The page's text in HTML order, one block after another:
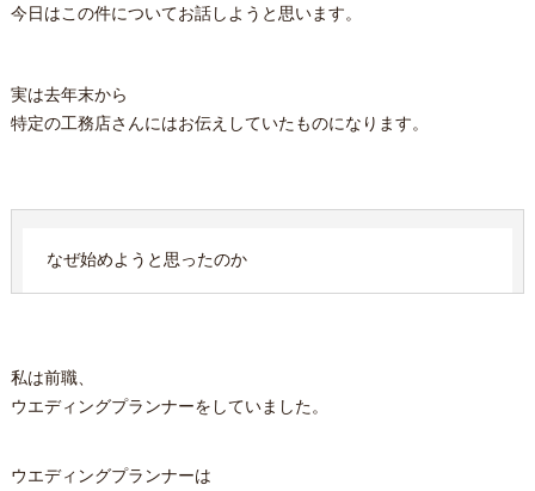
今日はこの件についてお話しようと思います。
実は去年末から
特定の工務店さんにはお伝えしていたものになります。
なぜ始めようと思ったのか
私は前職、
ウエディングプランナーをしていました。
ウエディングプランナーは